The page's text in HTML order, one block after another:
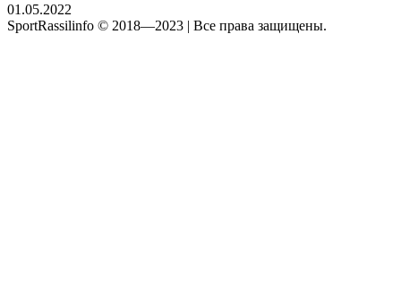
01.05.2022
SportRassilinfo © 2018—2023 | Все права защищены.